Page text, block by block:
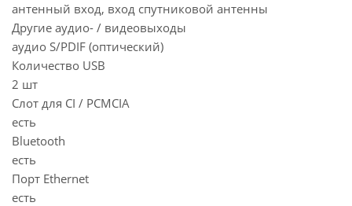
антенный вход, вход спутниковой антенны
Другие аудио- / видеовыходы
аудио S/PDIF (оптический)
Количество USB
2 шт
Слот для CI / PCMCIA
есть
Bluetooth
есть
Порт Ethernet
есть